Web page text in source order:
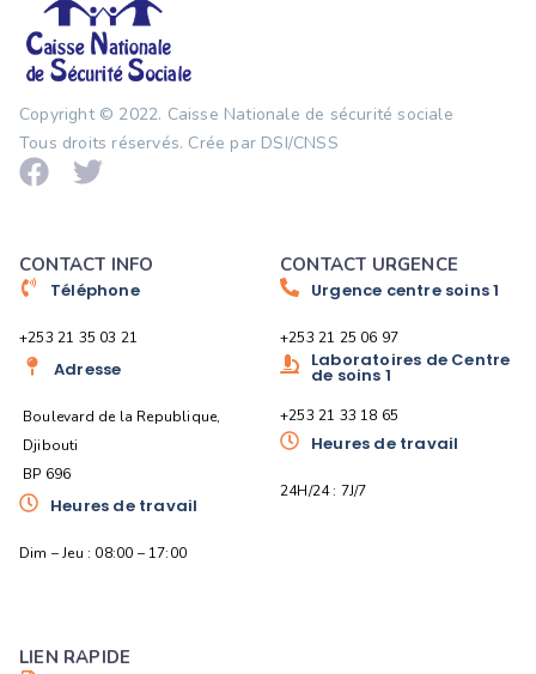
Copyright © 2022. Caisse Nationale de sécurité sociale
Tous droits réservés. Crée par DSI/CNSS
CONTACT INFO
Téléphone
+253 21 35 03 21
Adresse
Boulevard de la Republique,
Djibouti
BP 696
Heures de travail
Dim – Jeu : 08:00 – 17:00
CONTACT URGENCE
Urgence centre soins 1
+253 21 25 06 97
Laboratoires de Centre
de soins 1
+253 21 33 18 65
Heures de travail
24H/24 : 7J/7
LIEN RAPIDE